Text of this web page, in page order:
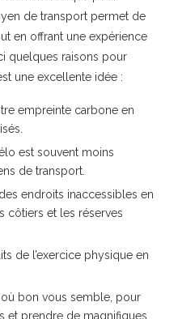
de transport permet de
en offrant une expérience
quelques raisons pour
une excellente idée :
empreinte carbone en
est souvent moins
de transport.
endroits inaccessibles en
côtiers et les réserves
de l’exercice physique en
bon vous semble, pour
et prendre de magnifiques